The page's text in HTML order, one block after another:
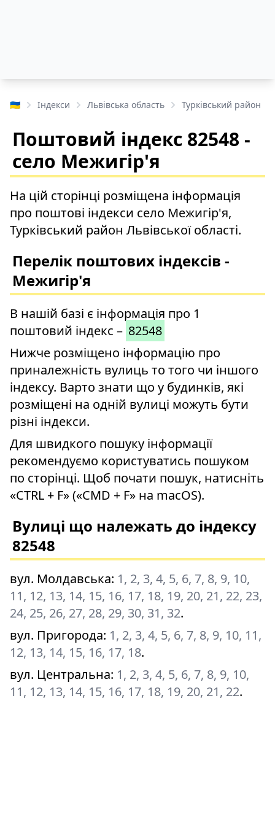
🇺🇦 Індекси Львівська область Турківський район
Поштовий індекс 82548 -
село Межигір'я
На цій сторінці розміщена інформація
про поштові індекси село Межигір'я,
Турківський район Львівської області.
Перелік поштових індексів -
Межигір'я
В нашій базі є інформація про 1
поштовий індекс – 82548
Нижче розміщено інформацію про
приналежність вулиць то того чи іншого
індексу. Варто знати що у будинків, які
розміщені на одній вулиці можуть бути
різні індекси.
Для швидкого пошуку інформації
рекомендуємо користуватись пошуком
по сторінці. Щоб почати пошук, натисніть
«CTRL + F» («CMD + F» на macOS).
Вулиці що належать до індексу
82548
вул. Молдавська: 1, 2, 3, 4, 5, 6, 7, 8, 9, 10,
11, 12, 13, 14, 15, 16, 17, 18, 19, 20, 21, 22, 23,
24, 25, 26, 27, 28, 29, 30, 31, 32.
вул. Пригорода: 1, 2, 3, 4, 5, 6, 7, 8, 9, 10, 11,
12, 13, 14, 15, 16, 17, 18.
вул. Центральна: 1, 2, 3, 4, 5, 6, 7, 8, 9, 10,
11, 12, 13, 14, 15, 16, 17, 18, 19, 20, 21, 22.